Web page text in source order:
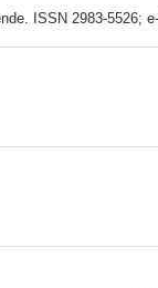
ISSN 2983-5526;